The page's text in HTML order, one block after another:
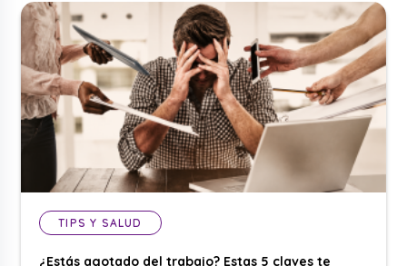
TIPS Y SALUD
¿Estás agotado del trabajo? Estas 5 claves te